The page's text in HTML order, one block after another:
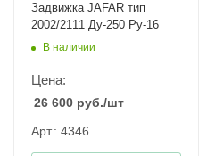
Задвижка JAFAR тип
2002/2111 Ду-250 Ру-16
В наличии
Цена:
26 600 руб./шт
Арт.: 4346